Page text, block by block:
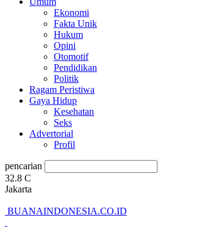
Ekonomi
Fakta Unik
Hukum
Opini
Otomotif
Pendidikan
Politik
Ragam Peristiwa
Gaya Hidup
Kesehatan
Seks
Advertorial
Profil
pencarian
32.8 C
Jakarta
BUANAINDONESIA.CO.ID